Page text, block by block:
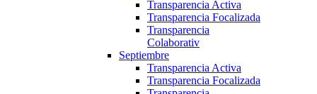
Transparencia Activa
Transparencia Focalizada
Transparencia
Colaborativ
Septiembre
Transparencia Activa
Transparencia Focalizada